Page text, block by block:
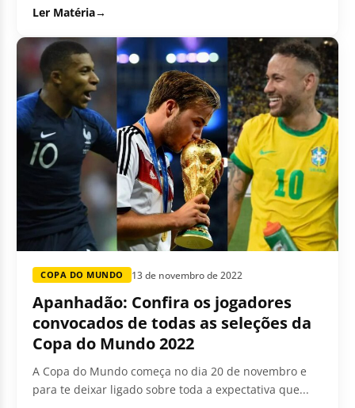
Ler Matéria→
COPA DO MUNDO 13 de novembro de 2022
Apanhadão: Confira os jogadores
convocados de todas as seleções da
Copa do Mundo 2022
A Copa do Mundo começa no dia 20 de novembro e
para te deixar ligado sobre toda a expectativa que...